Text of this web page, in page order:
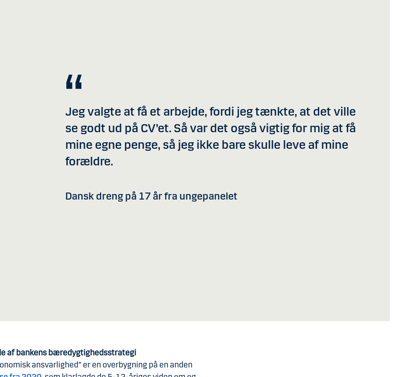
Jeg valgte at få et arbejde, fordi jeg tænkte, at det ville
se godt ud på CV’et. Så var det også vigtig for mig at få
mine egne penge, så jeg ikke bare skulle leve af mine
forældre.
Dansk dreng på 17 år fra ungepanelet
af bankens bæredygtighedsstrategi
ansvarlighed” er en overbygning på en anden